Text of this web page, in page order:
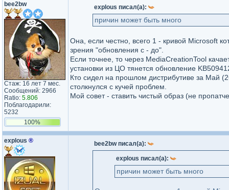
bee2bw
Стаж: 16 лет 7 мес.
Сообщений: 2966
Ratio: 5.806
Поблагодарили:
5232
100%
explous писал(а):
причин может быть много
Она, если честно, всего 1 - кривой Microsoft
зрения "обновления с - до".
Если точнее, то через MediaCreationTool
установки из ЦО тянется обновление
Кто сидел на прошлом дистрибутиве за Май
столкнулся с кучей проблем.
Мой совет - ставить чистый образ (не
explous ® bee2bw писал(а):
explous писал(а):
причин может быть много